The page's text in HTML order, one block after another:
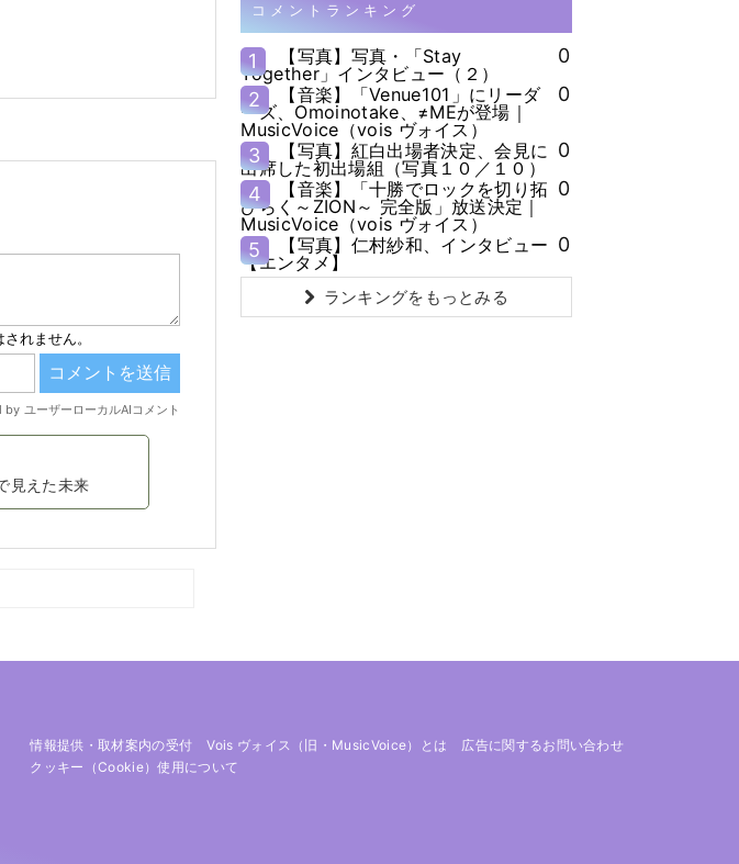
見えた未来
コメントランキング
1
【写真】写真・「Stay
Together」インタビュー（２）
0
2
【音楽】「Venue101」にリーダ
ーズ、Omoinotake、≠MEが登場｜
MusicVoice（vois ヴォイス）
0
3
【写真】紅白出場者決定、会見に
出席した初出場組（写真１０／１０）
0
4
【音楽】「十勝でロックを切り拓
ひらく～ZION～ 完全版」放送決定｜
MusicVoice（vois ヴォイス）
0
5
【写真】仁村紗和、インタビュー
【エンタメ】
0
ランキングをもっとみる
情報提供・取材案内の受付 Vois ヴォイス（旧・MusicVoice）とは
広告に関するお問い合わせ
クッキー（cookie）使用について